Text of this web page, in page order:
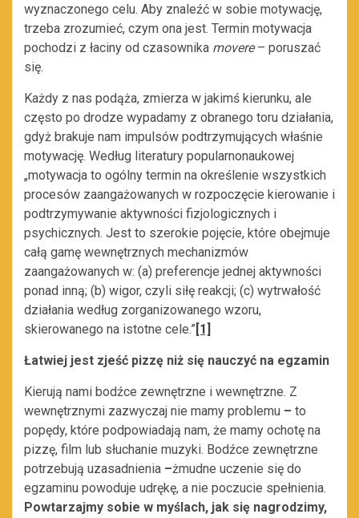
wyznaczonego celu. Aby znaleźć w sobie motywację,
trzeba zrozumieć, czym ona jest. Termin motywacja
pochodzi z łaciny od czasownika movere– poruszać
się.
Każdy z nas podąża, zmierza w jakimś kierunku, ale
często po drodze wypadamy z obranego toru działania,
gdyż brakuje nam impulsów podtrzymujących właśnie
motywację. Według literatury popularnonaukowej
„motywacja to ogólny termin na określenie wszystkich
procesów zaangażowanych w rozpoczęcie kierowanie i
podtrzymywanie aktywności fizjologicznych i
psychicznych. Jest to szerokie pojęcie, które obejmuje
całą gamę wewnętrznych mechanizmów
zaangażowanych w: (a) preferencje jednej aktywności
ponad inną; (b) wigor, czyli siłę reakcji; (c) wytrwałość
działania według zorganizowanego wzoru,
skierowanego na istotne cele.” [1]
Łatwiej jest zjeść pizzę niż się nauczyć na egzamin
Kierują nami bodźce zewnętrzne i wewnętrzne. Z
wewnętrznymi zazwyczaj nie mamy problemu – to
popędy, które podpowiadają nam, że mamy ochotę na
pizzę, film lub słuchanie muzyki. Bodźce zewnętrzne
potrzebują uzasadnienia –żmudne uczenie się do
egzaminu powoduje udrękę, a nie poczucie spełnienia.
Powtarzajmy sobie w myślach, jak się nagrodzimy,